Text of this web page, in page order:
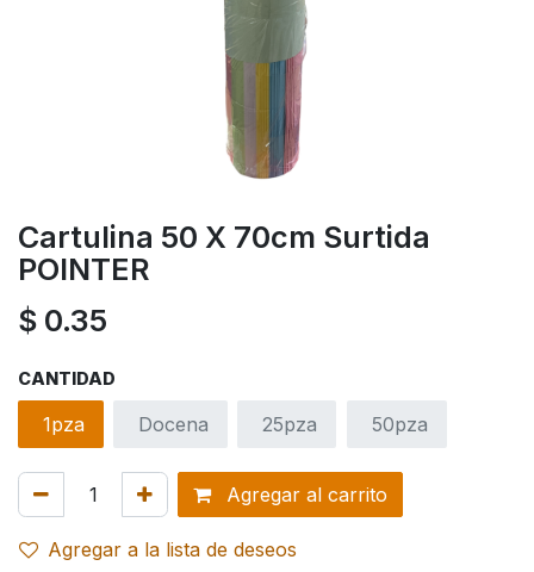
Cartulina 50 X 70cm Surtida
POINTER
$ 0.35
CANTIDAD
1pza Docena 25pza 50pza
Agregar al carrito
Agregar a la lista de deseos